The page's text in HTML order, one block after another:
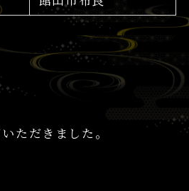
ただきました。